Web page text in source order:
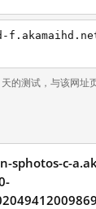
的测试，与该网址
sphotos-c-